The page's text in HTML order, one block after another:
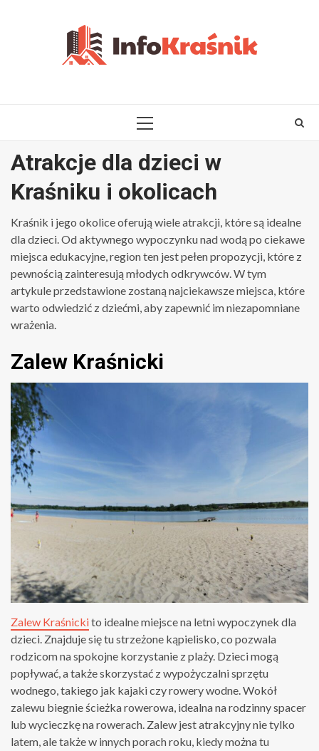
PRIMARY
Atrakcje dla dzieci w
Kraśniku i okolicach
Kraśnik i jego okolice oferują wiele atrakcji, które są idealne
dla dzieci. Od aktywnego wypoczynku nad wodą po ciekawe
miejsca edukacyjne, region ten jest pełen propozycji, które z
pewnością zainteresują młodych odkrywców. W tym
artykule przedstawione zostaną najciekawsze miejsca, które
warto odwiedzić z dziećmi, aby zapewnić im niezapomniane
wrażenia.
Zalew Kraśnicki
Zalew Kraśnickito idealne miejsce na letni wypoczynek dla
dzieci. Znajduje się tu strzeżone kąpielisko, co pozwala
rodzicom na spokojne korzystanie z plaży. Dzieci mogą
popływać, a także skorzystać z wypożyczalni sprzętu
wodnego, takiego jak kajaki czy rowery wodne. Wokół
zalewu biegnie ścieżka rowerowa, idealna na rodzinny spacer
lub wycieczkę na rowerach. Zalew jest atrakcyjny nie tylko
latem, ale także w innych porach roku, kiedy można tu